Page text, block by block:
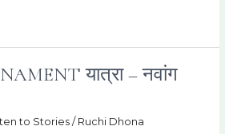
यात्रा – नवांग
to Stories/ Ruchi Dhona